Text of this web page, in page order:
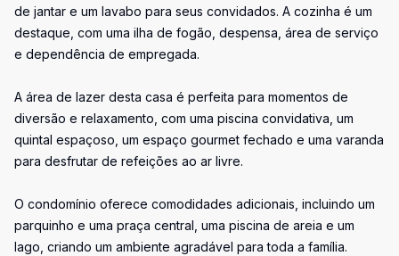
de jantar e um lavabo para seus convidados. A cozinha é um
destaque, com uma ilha de fogão, despensa, área de serviço
e dependência de empregada.
A área de lazer desta casa é perfeita para momentos de
diversão e relaxamento, com uma piscina convidativa, um
quintal espaçoso, um espaço gourmet fechado e uma varanda
para desfrutar de refeições ao ar livre.
O condomínio oferece comodidades adicionais, incluindo um
parquinho e uma praça central, uma piscina de areia e um
lago, criando um ambiente agradável para toda a família.